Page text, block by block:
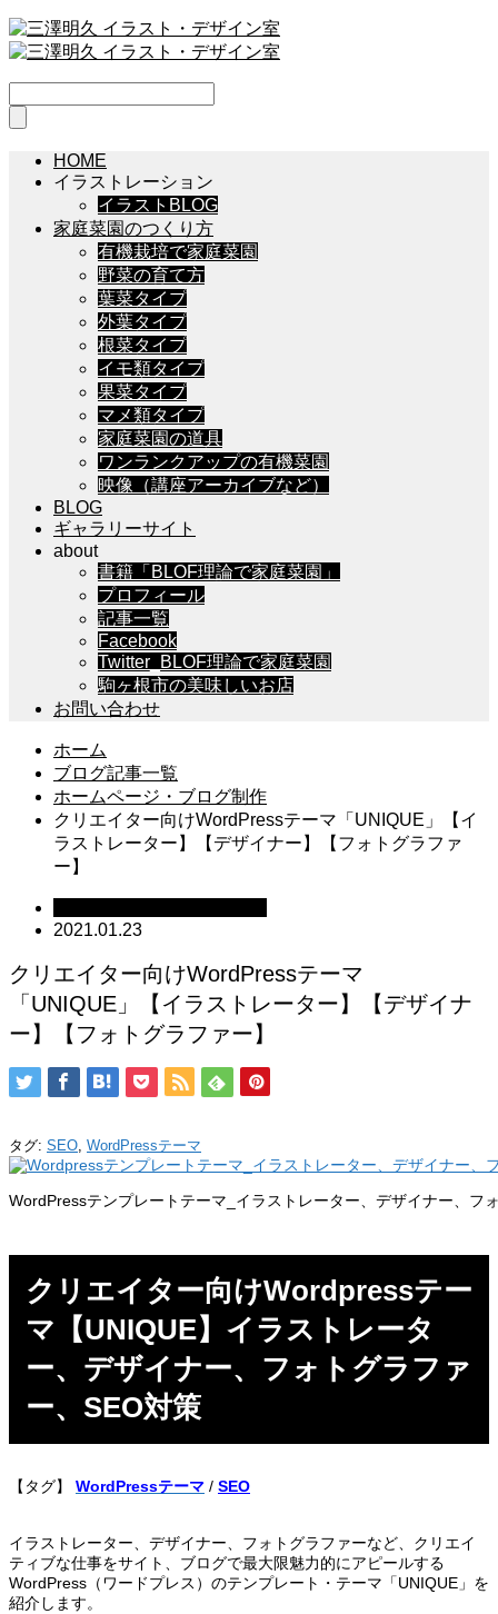
HOME
イラストレーション
イラストBLOG
家庭菜園のつくり方
有機栽培で家庭菜園
野菜の育て方
葉菜タイプ
外葉タイプ
根菜タイプ
イモ類タイプ
果菜タイプ
マメ類タイプ
家庭菜園の道具
ワンランクアップの有機菜園
映像（講座アーカイブなど）
BLOG
ギャラリーサイト
about
書籍「BLOF理論で家庭菜園」
プロフィール
記事一覧
Facebook
Twitter_BLOF理論で家庭菜園
駒ヶ根市の美味しいお店
お問い合わせ
ホーム
ブログ記事一覧
ホームページ・ブログ制作
クリエイター向けWordPressテーマ「UNIQUE」【イ
ラストレーター】【デザイナー】【フォトグラファ
ー】
2021.01.23
クリエイター向けWordPressテーマ
「UNIQUE」【イラストレーター】【デザイナ
ー】【フォトグラファー】
タグ: SEO, WordPressテーマ
WordPressテンプレートテーマ_イラストレーター、デザイナー、フ
クリエイター向けWordpressテー
マ【UNIQUE】イラストレータ
ー、デザイナー、フォトグラファ
ー、SEO対策
【タグ】 WordPressテーマ / SEO
イラストレーター、デザイナー、フォトグラファーなど、クリエイ
ティブな仕事をサイト、ブログで最大限魅力的にアピールする
WordPress（ワードプレス）のテンプレート・テーマ「UNIQUE」を
紹介します。